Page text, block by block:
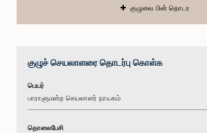
குழுவை பின் தொடர
குழுச் செயலாளரை தொடர்பு கொள்க
பெயர்
பாராளுமன்ற செயலாளர் நாயகம்
தொலைபேசி